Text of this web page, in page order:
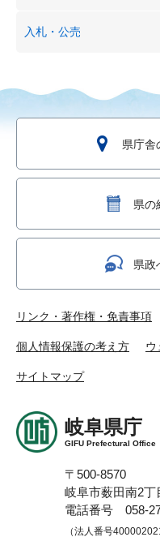
入札・公売
県庁舎
県の
県政
リンク・著作権・免責事項
個人情報保護の考え方 ウ
サイトマップ
岐阜県庁
GIFU Prefectural Office
〒500-8570
岐阜市薮田南2丁
電話番号 058-
（法人番号